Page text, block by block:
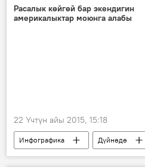
Ош мэриясы
Расалык көйгөй бар экендигин
америкалыктар моюнга алабы
22 Үчтүн айы 2015, 15:18
Инфографика Дүйнөдө
Жаңылыктар
АКШ